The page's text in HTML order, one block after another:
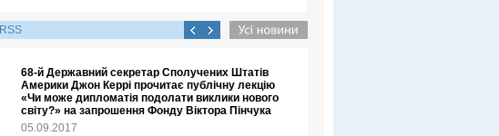
RSS
68-й Державний секретар Сполучених Штатів
Америки Джон Керрі прочитає публічну лекцію
«Чи може дипломатія подолати виклики нового
світу?» на запрошення Фонду Віктора Пінчука
05.09.2017